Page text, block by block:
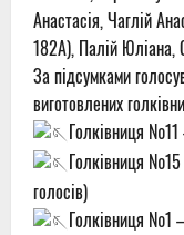
Анастасія, Чаглій
182А), Палій Юліана,
За підсумками
виготовлених
Голківниця №11
Голківниця
голосів)
Голківниця №1